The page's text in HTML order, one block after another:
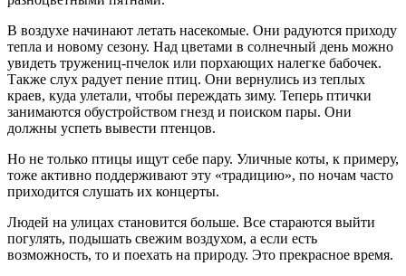
В воздухе начинают летать насекомые. Они радуются приходу
тепла и новому сезону. Над цветами в солнечный день можно
увидеть тружениц-пчелок или порхающих налегке бабочек.
Также слух радует пение птиц. Они вернулись из теплых
краев, куда улетали, чтобы переждать зиму. Теперь птички
занимаются обустройством гнезд и поиском пары. Они
должны успеть вывести птенцов.
Но не только птицы ищут себе пару. Уличные коты, к примеру,
тоже активно поддерживают эту «традицию», по ночам часто
приходится слушать их концерты.
Людей на улицах становится больше. Все стараются выйти
погулять, подышать свежим воздухом, а если есть
возможность, то и поехать на природу. Это прекрасное время.